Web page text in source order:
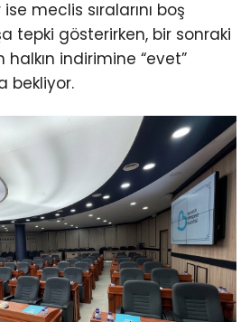
ise meclis sıralarını boş
tepki gösterirken, bir sonraki
indirimine “evet”
bekliyor.